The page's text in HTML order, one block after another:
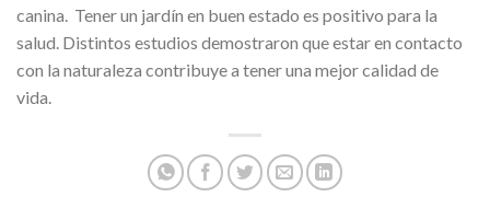
canina. Tener un jardín en buen estado es positivo para la
salud. Distintos estudios demostraron que estar en contacto
con la naturaleza contribuye a tener una mejor calidad de
vida.